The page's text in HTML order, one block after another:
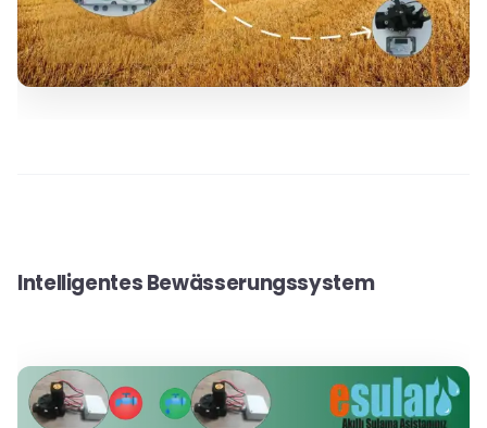
Intelligentes Bewässerungssystem